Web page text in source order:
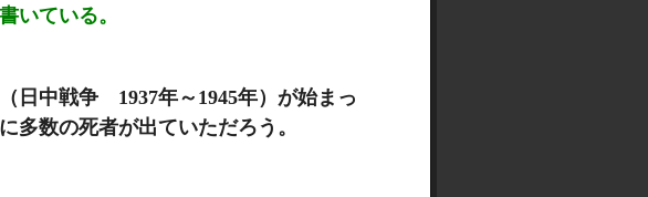
いている。
日中戦争 1937年～1945年）が始まっ
多数の死者が出ていただろう。